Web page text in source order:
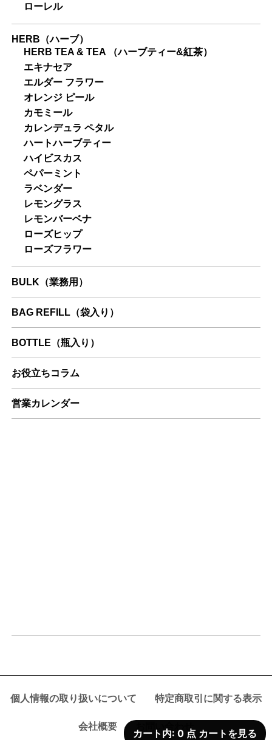
ローレル
HERB（ハーブ）
HERB TEA & TEA （ハーブティー&紅茶）
エキナセア
エルダー フラワー
オレンジ ピール
カモミール
カレンデュラ ペタル
ハートハーブティー
ハイビスカス
ペパーミント
ラベンダー
レモングラス
レモンバーベナ
ローズヒップ
ローズフラワー
BULK（業務用）
BAG REFILL（袋入り）
BOTTLE（瓶入り）
お役立ちコラム
営業カレンダー
個人情報の取り扱いについて 特定商取引に関する表示
会社概要 お問い合わせ
カート内: 0 点 カートを見る